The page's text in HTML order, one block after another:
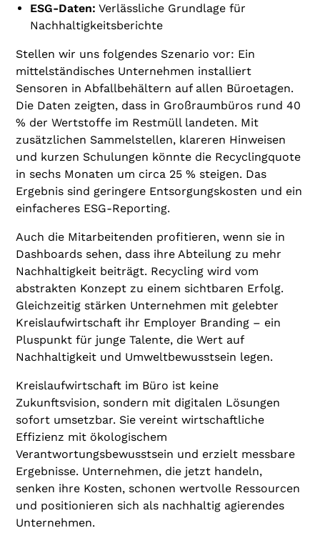
ESG-Daten: Verlässliche Grundlage für
Nachhaltigkeitsberichte
Stellen wir uns folgendes Szenario vor: Ein
mittelständisches Unternehmen installiert
Sensoren in Abfallbehältern auf allen Büroetagen.
Die Daten zeigten, dass in Großraumbüros rund 40
% der Wertstoffe im Restmüll landeten. Mit
zusätzlichen Sammelstellen, klareren Hinweisen
und kurzen Schulungen könnte die Recyclingquote
in sechs Monaten um circa 25 % steigen. Das
Ergebnis sind geringere Entsorgungskosten und ein
einfacheres ESG-Reporting.
Auch die Mitarbeitenden profitieren, wenn sie in
Dashboards sehen, dass ihre Abteilung zu mehr
Nachhaltigkeit beiträgt. Recycling wird vom
abstrakten Konzept zu einem sichtbaren Erfolg.
Gleichzeitig stärken Unternehmen mit gelebter
Kreislaufwirtschaft ihr Employer Branding – ein
Pluspunkt für junge Talente, die Wert auf
Nachhaltigkeit und Umweltbewusstsein legen.
Kreislaufwirtschaft im Büro ist keine
Zukunftsvision, sondern mit digitalen Lösungen
sofort umsetzbar. Sie vereint wirtschaftliche
Effizienz mit ökologischem
Verantwortungsbewusstsein und erzielt messbare
Ergebnisse. Unternehmen, die jetzt handeln,
senken ihre Kosten, schonen wertvolle Ressourcen
und positionieren sich als nachhaltig agierendes
Unternehmen.